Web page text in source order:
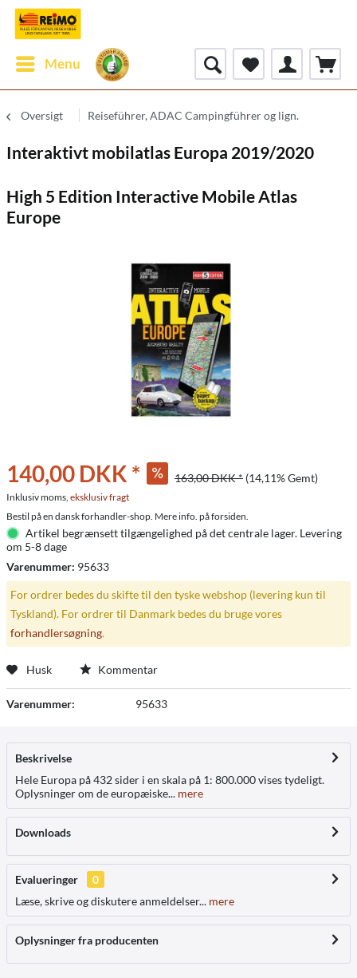
Menu
Oversigt Reiseführer, ADAC Campingführer og lign.
Interaktivt mobilatlas Europa 2019/2020
High 5 Edition Interactive Mobile Atlas
Europe
140,00 DKK * 163,00 DKK * (14,11% Gemt)
Inklusiv moms, eksklusiv fragt
Bestil på en dansk forhandler-shop. Mere info. på forsiden.
Artikel begrænsett tilgængelighed på det centrale lager. Levering
om 5-8 dage
Varenummer: 95633
For ordrer bedes du skifte til den tyske webshop (levering kun til
Tyskland). For ordrer til Danmark bedes du bruge vores
forhandlersøgning.
Husk Kommentar
Varenummer: 95633
Beskrivelse
Hele Europa på 432 sider i en skala på 1: 800.000 vises tydeligt.
Oplysninger om de europæiske... mere
Downloads
Evalueringer
0
Læse, skrive og diskutere anmeldelser... mere
Oplysninger fra producenten